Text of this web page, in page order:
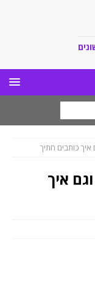
איך כותבים חתיך
איך